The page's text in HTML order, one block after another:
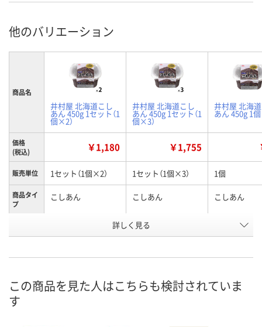
他のバリエーション
商品名
井村屋 北海道こし
あん 450g 1セット（1
個×2）
井村屋 北海道こし
あん 450g 1セット（1
個×3）
井村屋 北海
あん 450g 1個
価格
(税込)
￥1,180 ￥1,755
販売単位 1セット（1個×2） 1セット（1個×3） 1個
商品タイ
プ
こしあん こしあん こしあん
XX90541 XX90511
8月11日（火）
詳しく見る
この商品を見た人はこちらも検討されていま
す